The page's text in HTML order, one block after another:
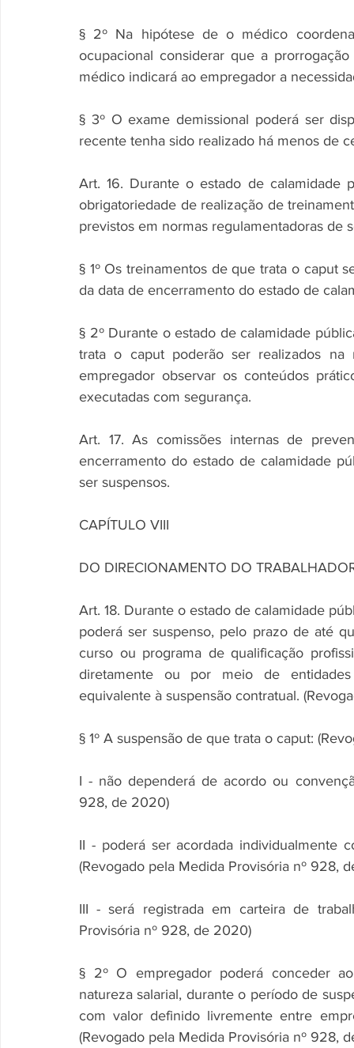
§ 2º Na hipótese de o médico
ocupacional considerar que a
médico indicará ao empregador a
§ 3º O exame demissional poderá ser
recente tenha sido realizado há menos de
Art. 16. Durante o estado de calamidade
obrigatoriedade de realização de
previstos em normas regulamentadoras de
§ 1º Os treinamentos de que trata o caput
da data de encerramento do estado de
§ 2º Durante o estado de calamidade
trata o caput poderão ser realizados
empregador observar os conteúdos
executadas com segurança.
Art. 17. As comissões internas de
encerramento do estado de calamidade
ser suspensos.
CAPÍTULO VIII
DO DIRECIONAMENTO DO
Art. 18. Durante o estado de calamidade
poderá ser suspenso, pelo prazo de até
curso ou programa de qualificação
diretamente ou por meio de entidades
equivalente à suspensão contratual.
§ 1º A suspensão de que trata o caput:
I - não dependerá de acordo ou
928, de 2020)
II - poderá ser acordada individualmente
(Revogado pela Medida Provisória nº 928,
III - será registrada em carteira de
Provisória nº 928, de 2020)
§ 2º O empregador poderá conceder
natureza salarial, durante o período de
com valor definido livremente entre
(Revogado pela Medida Provisória nº 928,